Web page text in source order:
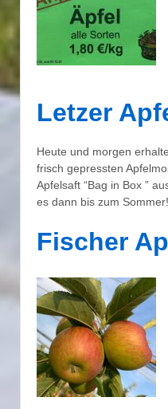
Letzer
Heute und morgen
frisch gepressten
Apfelsaft “Bag in Box ”
es dann bis zum
Fischer